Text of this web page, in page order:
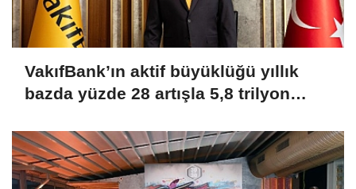
VakıfBank’ın aktif büyüklüğü yıllık
bazda yüzde 28 artışla 5,8 trilyon